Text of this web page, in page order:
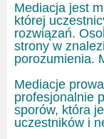
Mediacja jest
której
rozwiązań.
strony w
porozumienia.
Mediacje
profesjonalnie
sporów, która
uczestników i